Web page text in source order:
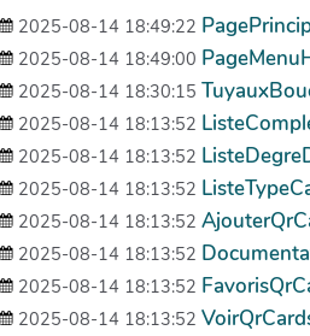
2025-08-14 18:49:22
2025-08-14 18:49:00
2025-08-14 18:30:15
2025-08-14 18:13:52
2025-08-14 18:13:52
2025-08-14 18:13:52
2025-08-14 18:13:52
2025-08-14 18:13:52
2025-08-14 18:13:52
2025-08-14 18:13:52